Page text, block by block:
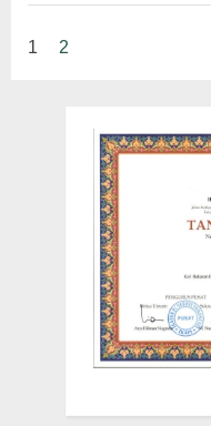
Paginasi
1 2